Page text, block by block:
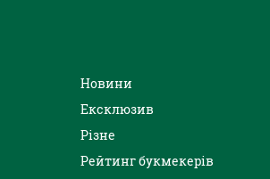
Новини
Ексклюзив
Різне
Рейтинг букмекерів